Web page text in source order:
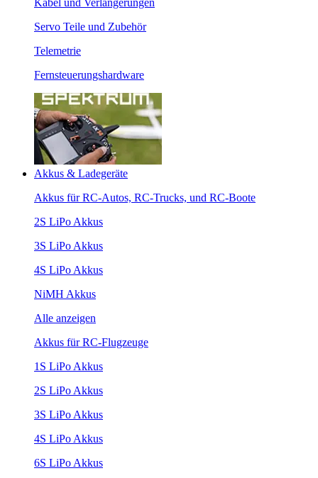
Kabel und Verlängerungen
Servo Teile und Zubehör
Telemetrie
Fernsteuerungshardware
Akkus & Ladegeräte
Akkus für RC-Autos, RC-Trucks, und RC-Boote
2S LiPo Akkus
3S LiPo Akkus
4S LiPo Akkus
NiMH Akkus
Alle anzeigen
Akkus für RC-Flugzeuge
1S LiPo Akkus
2S LiPo Akkus
3S LiPo Akkus
4S LiPo Akkus
6S LiPo Akkus